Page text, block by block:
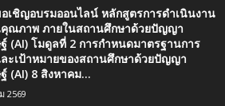
เชิญอบรมออนไลน์ หลักสูตรการดำเนินงาน
ณภาพ ภายในสถานศึกษาด้วยปัญญา
(AI) โมดูลที่ 2 การกำหนดมาตรฐานการ
ะเป้าหมายของสถานศึกษาด้วยปัญญา
(AI) 8 สิงหาคม...
2569